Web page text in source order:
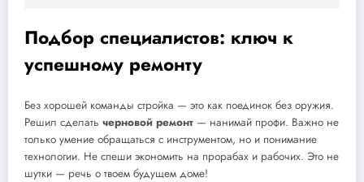
Подбор специалистов: ключ к
успешному ремонту
Без хорошей команды стройка — это как поединок без оружия.
Решил сделать черновой ремонт — нанимай профи. Важно не
только умение обращаться с инструментом, но и понимание
технологии. Не спеши экономить на прорабах и рабочих. Это не
шутки — речь о твоем будущем доме!